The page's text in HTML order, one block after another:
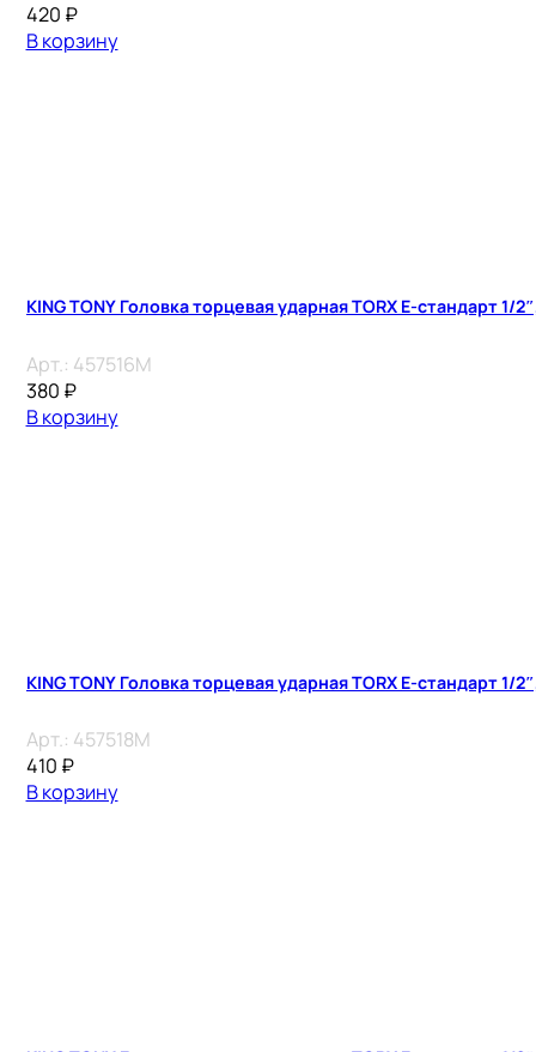
420 ₽
В корзину
KING TONY Головка торцевая ударная TORX Е-стандарт 1/
Арт.: 457516M
380 ₽
В корзину
KING TONY Головка торцевая ударная TORX Е-стандарт 1/
Арт.: 457518M
410 ₽
В корзину